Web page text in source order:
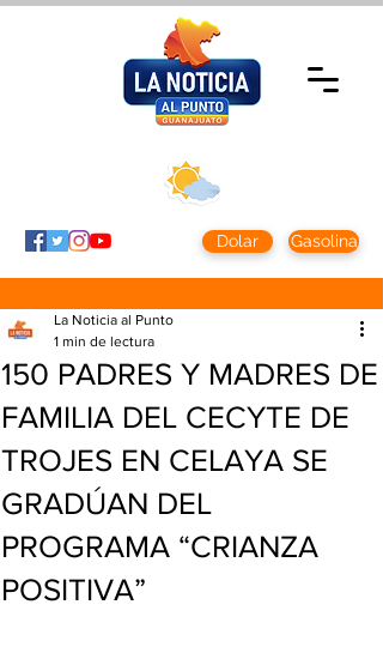
Dolar Gasolina
150 PADRES Y MADRES DE
FAMILIA DEL CECYTE DE
TROJES EN CELAYA SE
GRADÚAN DEL
PROGRAMA “CRIANZA
POSITIVA”
La Noticia al Punto
1 min de lectura